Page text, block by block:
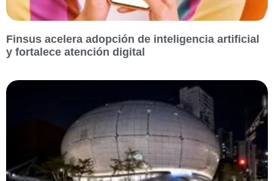
Finsus acelera adopción de inteligencia artificial
y fortalece atención digital